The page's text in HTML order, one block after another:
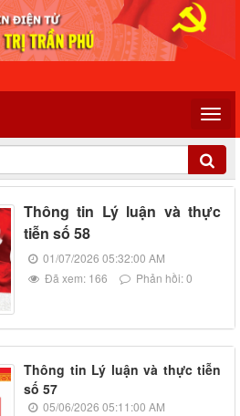
Thông tin Lý luận và thực
tiễn số 58
01/07/2026 05:32:00 AM
Đã xem: 166
Phản hồi: 0
Thông tin Lý luận và thực tiễn
số 57
05/06/2026 05:11:00 AM